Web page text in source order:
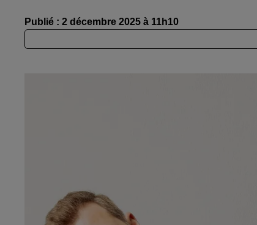
Publié : 2 décembre 2025 à 11h10